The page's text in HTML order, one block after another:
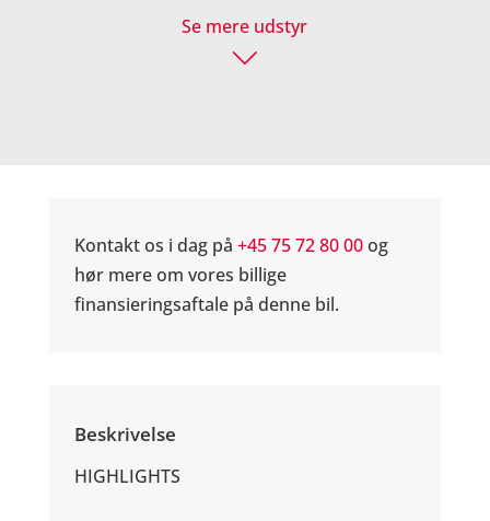
Se mere udstyr
Kontakt os i dag på+45 75 72 80 00og
hør mere om vores billige
finansieringsaftale på denne bil.
Beskrivelse
HIGHLIGHTS